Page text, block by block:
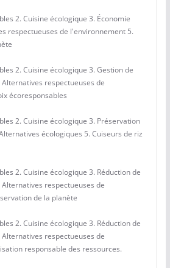
2. Cuisine écologique 3. Économie
respectueuses de l'environnement 5.
2. Cuisine écologique 3. Gestion de
respectueuses de
écoresponsables
2. Cuisine écologique 3. Préservation
écologiques 5. Cuiseurs de riz
2. Cuisine écologique 3. Réduction de
respectueuses de
de la planète
2. Cuisine écologique 3. Réduction de
respectueuses de
responsable des ressources.